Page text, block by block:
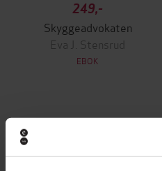
249,-
Skyggeadvokaten
Eva J. Stensrud
EBOK
Andre har også kjøpt